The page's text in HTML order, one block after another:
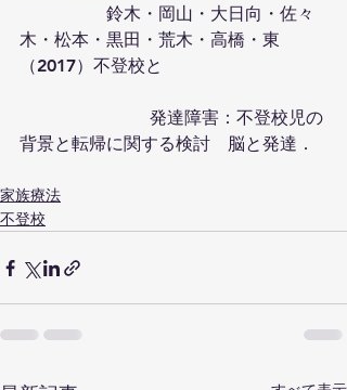
木・松本・黒田・荒木・高橋・東
（2017）不登校と
背景と転帰に関する検討　脳と発達．
家族療法
不登校